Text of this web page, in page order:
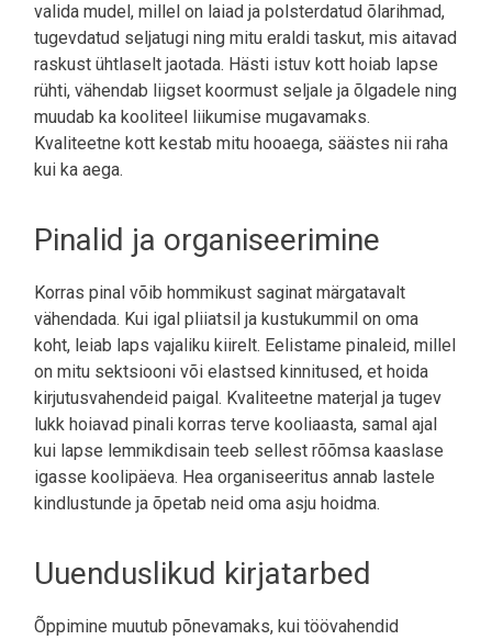
valida mudel, millel on laiad ja polsterdatud õlarihmad,
tugevdatud seljatugi ning mitu eraldi taskut, mis aitavad
raskust ühtlaselt jaotada. Hästi istuv kott hoiab lapse
rühti, vähendab liigset koormust seljale ja õlgadele ning
muudab ka kooliteel liikumise mugavamaks.
Kvaliteetne kott kestab mitu hooaega, säästes nii raha
kui ka aega.
Pinalid ja organiseerimine
Korras pinal võib hommikust saginat märgatavalt
vähendada. Kui igal pliiatsil ja kustukummil on oma
koht, leiab laps vajaliku kiirelt. Eelistame pinaleid, millel
on mitu sektsiooni või elastsed kinnitused, et hoida
kirjutusvahendeid paigal. Kvaliteetne materjal ja tugev
lukk hoiavad pinali korras terve kooliaasta, samal ajal
kui lapse lemmikdisain teeb sellest rõõmsa kaaslase
igasse koolipäeva. Hea organiseeritus annab lastele
kindlustunde ja õpetab neid oma asju hoidma.
Uuenduslikud kirjatarbed
Õppimine muutub põnevamaks, kui töövahendid